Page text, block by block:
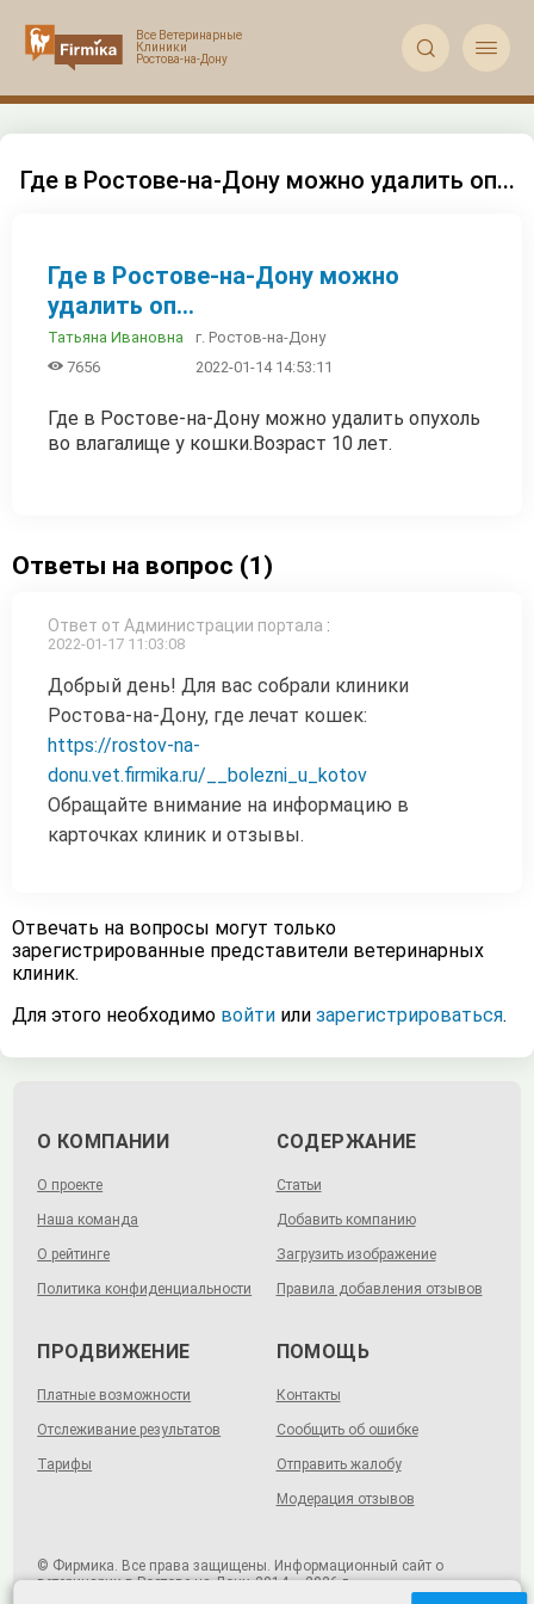
 
Где в Ростове-на-Дону можно удалить оп...
Где в Ростове-на-Дону можно
удалить оп...
Татьяна Ивановна г. Ростов-на-Дону
 7656 2022-01-14 14:53:11
Где в Ростове-на-Дону можно удалить опухоль
во влагалище у кошки.Возраст 10 лет.
Ответы на вопрос (1)
Ответ от Администрации портала :
2022-01-17 11:03:08
Добрый день! Для вас собрали клиники
Ростова-на-Дону, где лечат кошек:
https://rostov-na-
donu.vet.firmika.ru/__bolezni_u_kotov
Обращайте внимание на информацию в
карточках клиник и отзывы.
Отвечать на вопросы могут только
зарегистрированные представители ветеринарных
клиник.
Для этого необходимо войти или зарегистрироваться.
О КОМПАНИИ
О проекте
Наша команда
О рейтинге
Политика конфиденциальности
СОДЕРЖАНИЕ
Статьи
Добавить компанию
Загрузить изображение
Правила добавления отзывов
ПРОДВИЖЕНИЕ
Платные возможности
Отслеживание результатов
Тарифы
ПОМОЩЬ
Контакты
Сообщить об ошибке
Отправить жалобу
Модерация отзывов
© Фирмика. Все права защищены. Информационный сайт о
ветеринарии в Ростове-на-Дону, 2014 – 2026 г.